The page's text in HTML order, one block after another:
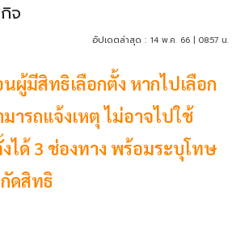
จ
อัปเดตล่าสุด : 14 พ.ค. 66 | 08:57 น.
นผู้มีสิทธิเลือกตั้ง หากไปเลือก
ารถแจ้งเหตุ ไม่อาจไปใช้
ได้ 3 ช่องทาง พร้อมระบุโทษ
ดสิทธิ